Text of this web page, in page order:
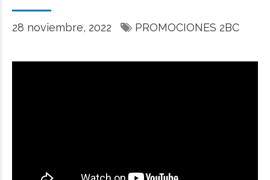
28 noviembre, 2022 PROMOCIONES 2BC